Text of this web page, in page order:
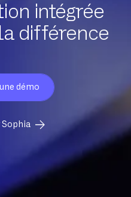
intégrée
différence
démo
Sophia